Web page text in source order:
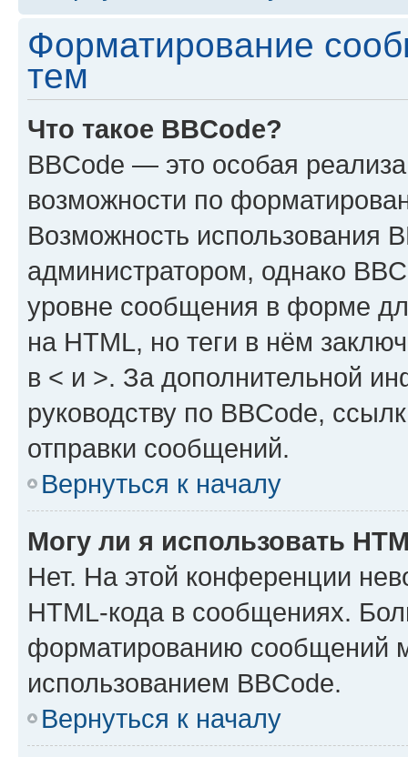
Форматирование
тем
Что такое BBCode?
BBCode — это особая
возможности по
Возможность использования
администратором, однако
уровне сообщения в форме
на HTML, но теги в нём
в < и >. За дополнительной
руководству по BBCode,
отправки сообщений.
Вернуться к началу
Могу ли я использовать
Нет. На этой конференции
HTML-кода в сообщениях.
форматированию сообщений
использованием BBCode.
Вернуться к началу